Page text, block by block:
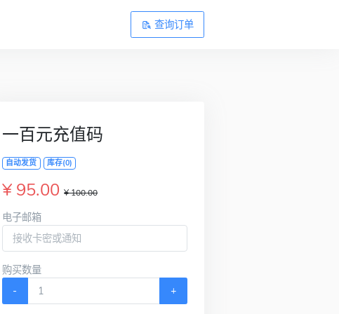
查询订单
一百元充值码
自动发货 库存(0)
¥ 95.00 ¥ 100.00
电子邮箱
购买数量
-
+